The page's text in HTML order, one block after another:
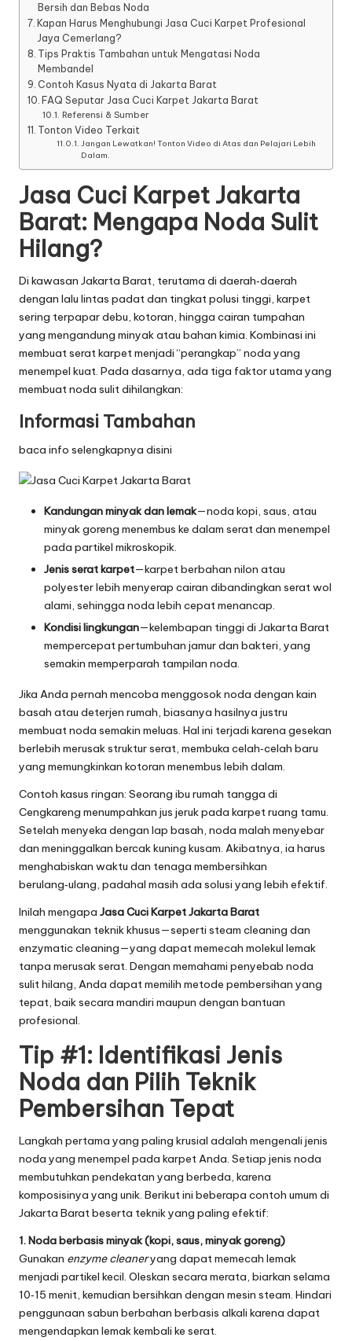
Bersih dan Bebas Noda
Kapan Harus Menghubungi Jasa Cuci Karpet Profesional
Jaya Cemerlang?
Tips Praktis Tambahan untuk Mengatasi Noda
Membandel
Contoh Kasus Nyata di Jakarta Barat
FAQ Seputar Jasa Cuci Karpet Jakarta Barat
Referensi & Sumber
Tonton Video Terkait
Jangan Lewatkan! Tonton Video di Atas dan Pelajari Lebih
Dalam.
Jasa Cuci Karpet Jakarta
Barat: Mengapa Noda Sulit
Hilang?
Di kawasan Jakarta Barat, terutama di daerah‑daerah
dengan lalu lintas padat dan tingkat polusi tinggi, karpet
sering terpapar debu, kotoran, hingga cairan tumpahan
yang mengandung minyak atau bahan kimia. Kombinasi ini
membuat serat karpet menjadi “perangkap” noda yang
menempel kuat. Pada dasarnya, ada tiga faktor utama yang
membuat noda sulit dihilangkan:
Informasi Tambahan
baca info selengkapnya disini
Kandungan minyak dan lemak—noda kopi, saus, atau
minyak goreng menembus ke dalam serat dan menempel
pada partikel mikroskopik.
Jenis serat karpet—karpet berbahan nilon atau
polyester lebih menyerap cairan dibandingkan serat wol
alami, sehingga noda lebih cepat menancap.
Kondisi lingkungan—kelembapan tinggi di Jakarta Barat
mempercepat pertumbuhan jamur dan bakteri, yang
semakin memperparah tampilan noda.
Jika Anda pernah mencoba menggosok noda dengan kain
basah atau deterjen rumah, biasanya hasilnya justru
membuat noda semakin meluas. Hal ini terjadi karena gesekan
berlebih merusak struktur serat, membuka celah‑celah baru
yang memungkinkan kotoran menembus lebih dalam.
Contoh kasus ringan: Seorang ibu rumah tangga di
Cengkareng menumpahkan jus jeruk pada karpet ruang tamu.
Setelah menyeka dengan lap basah, noda malah menyebar
dan meninggalkan bercak kuning kusam. Akibatnya, ia harus
menghabiskan waktu dan tenaga membersihkan
berulang‑ulang, padahal masih ada solusi yang lebih efektif.
Inilah mengapa Jasa Cuci Karpet Jakarta Barat
menggunakan teknik khusus—seperti steam cleaning dan
enzymatic cleaning—yang dapat memecah molekul lemak
tanpa merusak serat. Dengan memahami penyebab noda
sulit hilang, Anda dapat memilih metode pembersihan yang
tepat, baik secara mandiri maupun dengan bantuan
profesional.
Tip #1: Identifikasi Jenis
Noda dan Pilih Teknik
Pembersihan Tepat
Langkah pertama yang paling krusial adalah mengenali jenis
noda yang menempel pada karpet Anda. Setiap jenis noda
membutuhkan pendekatan yang berbeda, karena
komposisinya yang unik. Berikut ini beberapa contoh umum di
Jakarta Barat beserta teknik yang paling efektif:
1. Noda berbasis minyak (kopi, saus, minyak goreng)
Gunakan enzyme cleaneryang dapat memecah lemak
menjadi partikel kecil. Oleskan secara merata, biarkan selama
10‑15 menit, kemudian bersihkan dengan mesin steam. Hindari
penggunaan sabun berbahan berbasis alkali karena dapat
mengendapkan lemak kembali ke serat.